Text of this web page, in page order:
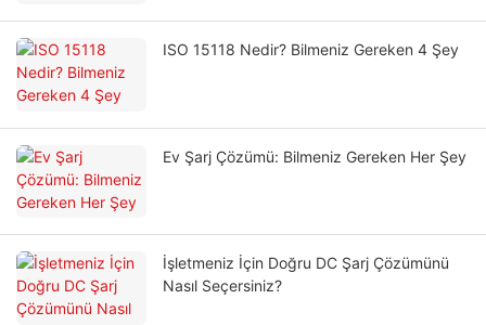
ISO 15118 Nedir? Bilmeniz Gereken 4 Şey
Ev Şarj Çözümü: Bilmeniz Gereken Her Şey
İşletmeniz İçin Doğru DC Şarj Çözümünü
Nasıl Seçersiniz?